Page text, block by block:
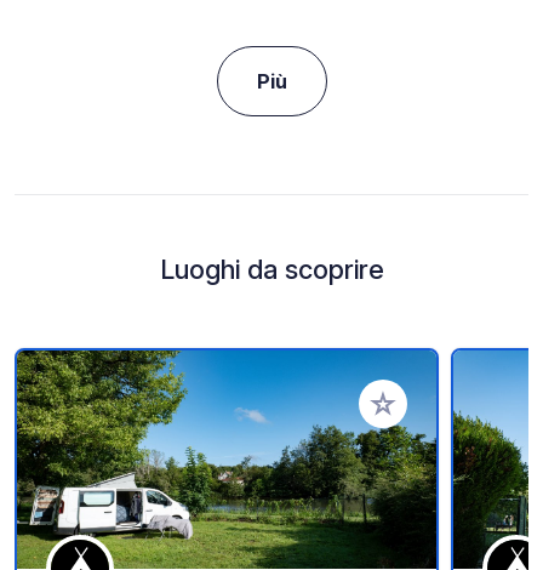
Più
Luoghi da scoprire
Aggiungi ai tuoi